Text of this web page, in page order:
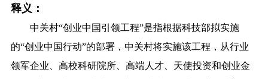
各区热点
政务公开
市领导 机构职能 政策服务
释义：
中关村“创业中国引领工程”是指根据科技部拟实施
的“创业中国行动”的部署，中关村将实施该工程，从行业
领军企业、高校科研院所、高端人才、天使投资和创业金